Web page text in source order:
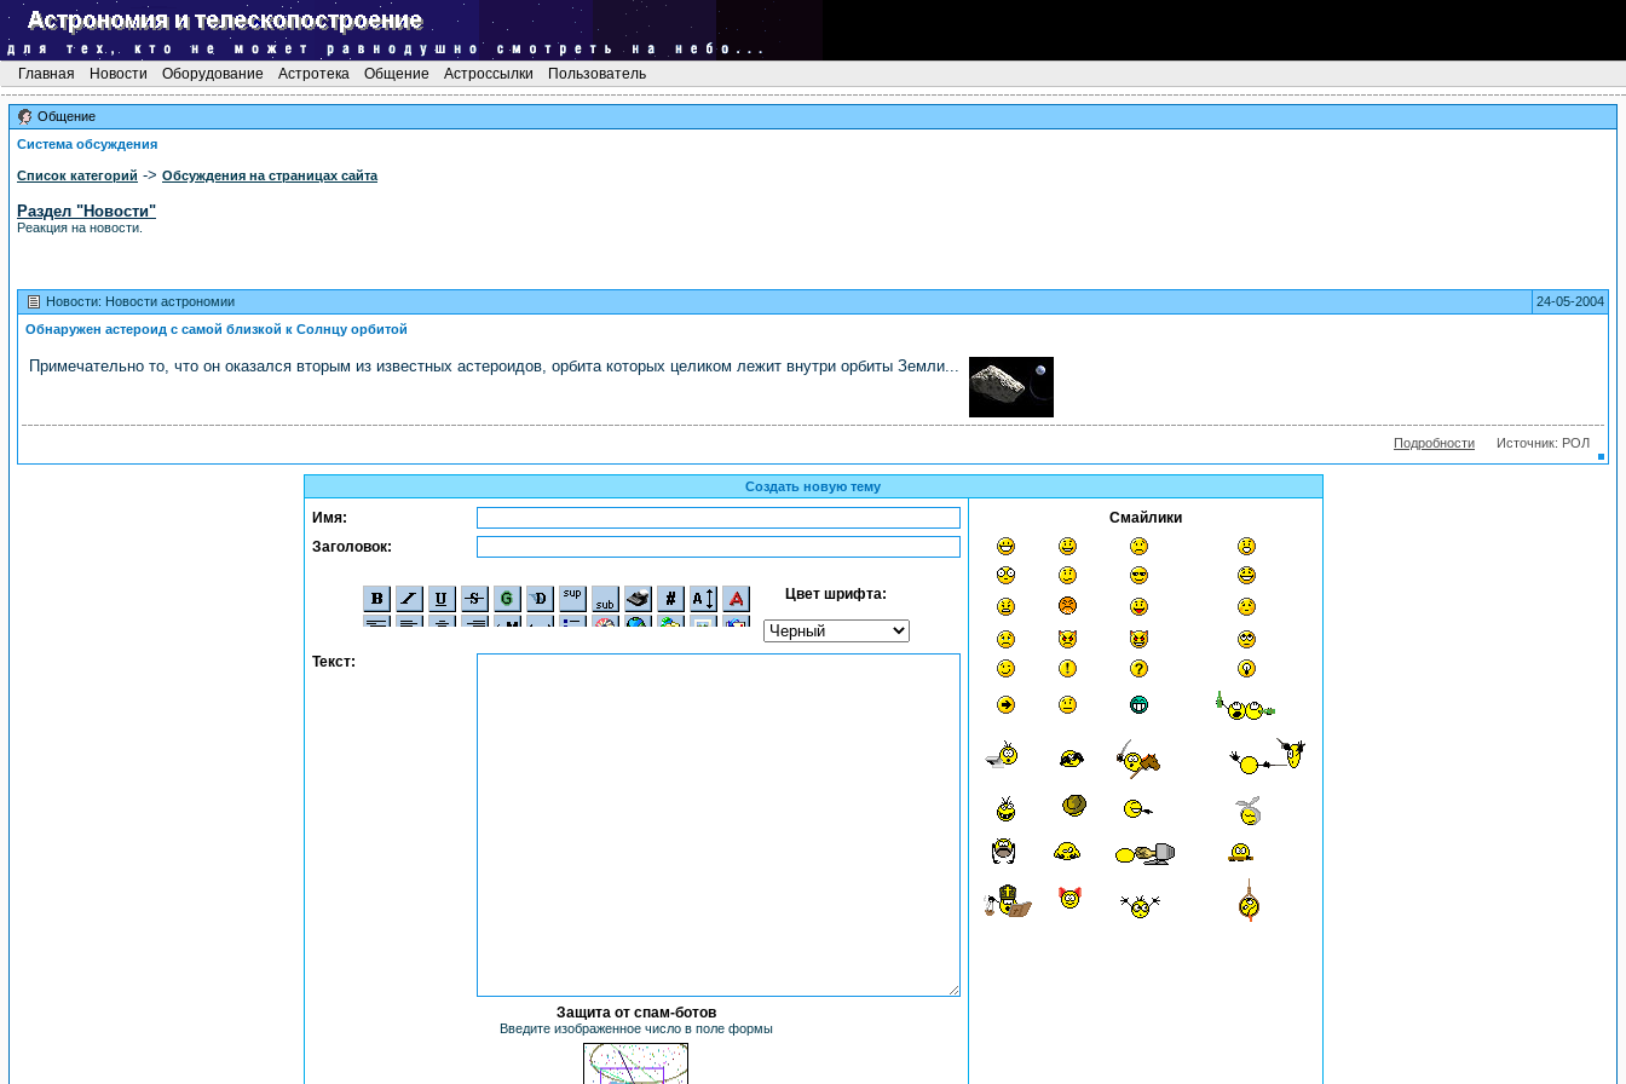
Главная Новости Оборудование Астротека Общение Астроссылки Пользователь
Общение
Система обсуждения
Список категорий -> Обсуждения на страницах сайта
Раздел "Новости"
Реакция на новости.
Новости: Новости астрономии
24-05-2004
Обнаружен астероид с самой близкой к Солнцу орбитой
Примечательно то, что он оказался вторым из известных астероидов, орбита которых целиком лежит внутри орбиты Земли...
Подробности Источник: РОЛ
Создать новую тему
Имя:
Заголовок:
Цвет шрифта:
Текст:
Защита от спам-ботов
Введите изображенное число в поле формы
Смайлики